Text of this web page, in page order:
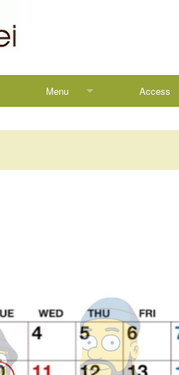
Menu Access